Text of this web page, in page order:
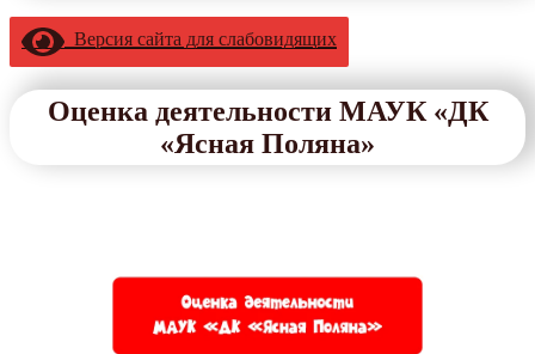
Версия сайта для слабовидящих
Оценка деятельности МАУК «ДК
«Ясная Поляна»